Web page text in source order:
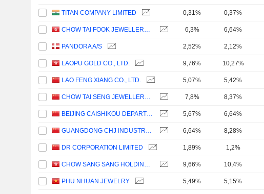
TITAN COMPANY LIMITED 0,31% 0,37%
CHOW TAI FOOK JEWELLERY GROUP LIMITED 6,3% 6,64%
PANDORA A/S 2,52% 2,12%
LAOPU GOLD CO., LTD. 9,76% 10,27%
LAO FENG XIANG CO., LTD. 5,07% 5,42%
CHOW TAI SENG JEWELLERY CO., LTD. 7,8% 8,37%
BEIJING CAISHIKOU DEPARTMENT STORE CO.,LTD. 5,67% 6,64%
GUANGDONG CHJ INDUSTRY CO.,LTD. 6,64% 8,28%
DR CORPORATION LIMITED 1,89% 1,2%
CHOW SANG SANG HOLDINGS INTERNATIONAL LIMITED 9,66% 10,4%
PHU NHUAN JEWELRY 5,49% 5,15%